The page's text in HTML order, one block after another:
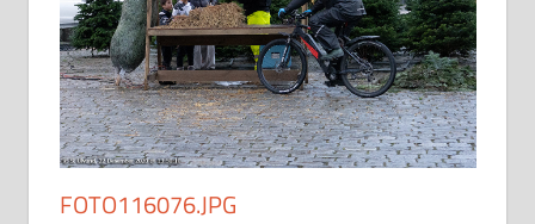
FOTO116076.JPG